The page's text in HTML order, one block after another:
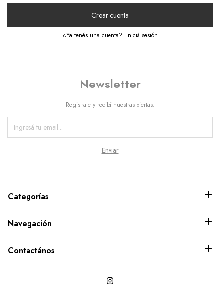
Crear cuenta
¿Ya tenés una cuenta? Iniciá sesión
Newsletter
Registrate y recibí nuestras ofertas.
Categorías
Navegación
Contactános